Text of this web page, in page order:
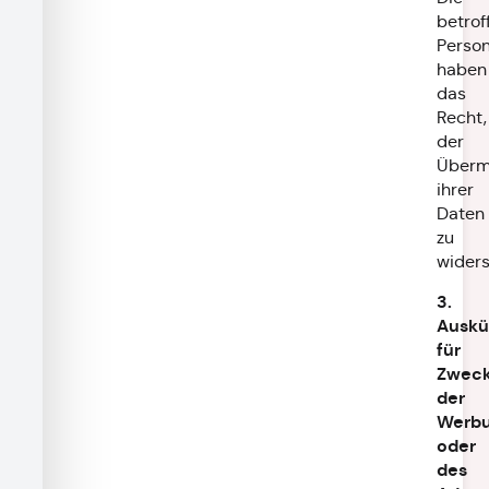
haben
das
Recht,
der
ihrer
Daten
zu
3.
für
der
oder
des